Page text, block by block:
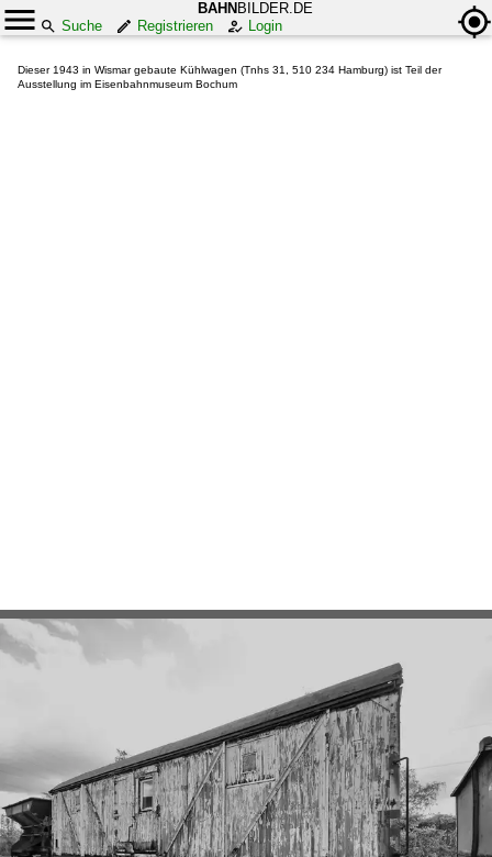
BAHN BILDER.DE
Suche
Registrieren Login
Dieser 1943 in Wismar gebaute Kühlwagen (Tnhs 31, 510 234 Hamburg) ist Teil der
Ausstellung im Eisenbahnmuseum Bochum